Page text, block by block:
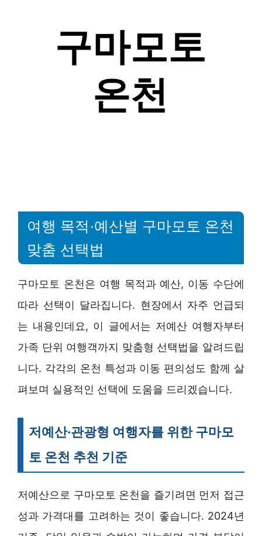
여행 목적·예산별 구마모토 온천
맞춤 선택법
구마모토 온천은 여행 목적과 예산, 이동 수단에
따라 선택이 달라집니다. 현장에서 자주 언급되
는 내용인데요, 이 글에서는 저예산 여행자부터
가족 단위 여행객까지 맞춤형 선택법을 알려드립
니다. 각각의 온천 특성과 이동 편의성도 함께 살
펴보며 실용적인 선택에 도움을 드리겠습니다.
저예산·관광형 여행자를 위한 구마모
토 온천 추천 기준
저예산으로 구마모토 온천을 즐기려면 먼저 접근
성과 가격대를 고려하는 것이 좋습니다. 2024년